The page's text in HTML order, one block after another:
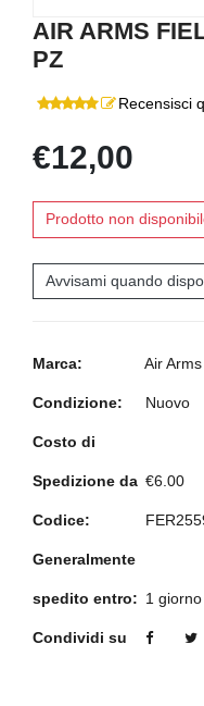
AIR ARMS
PZ
Recensisci
€12,00
Prodotto non
Avvisami quando
Marca: Air Arms
Condizione: Nuovo
Costo di
Spedizione da €6.00
Codice:
Generalmente
spedito entro: 1 giorno
Condividi su